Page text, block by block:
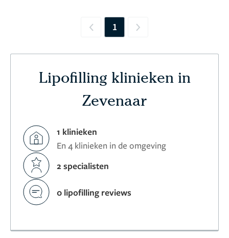
Previous
1 Next
Lipofilling klinieken in
Zevenaar
1 klinieken
En 4 klinieken in de omgeving
2 specialisten
0 lipofilling reviews